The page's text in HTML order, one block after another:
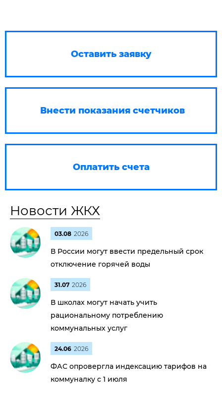
Оставить заявку
Внести показания счетчиков
Оплатить счета
Новости ЖКХ
03.08 2026
В России могут ввести предельный срок
отключение горячей воды
31.07 2026
В школах могут начать учить
рациональному потреблению
коммунальных услуг
24.06 2026
ФАС опровергла индексацию тарифов на
коммуналку с 1 июля